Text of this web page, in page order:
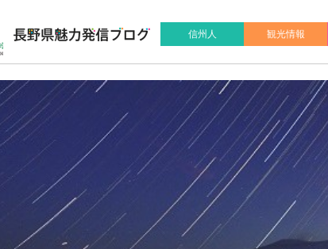
信州人
観光情報